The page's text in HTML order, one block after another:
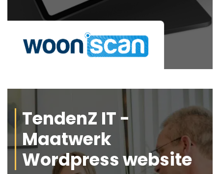
TendenZ IT -
Maatwerk
Wordpress website